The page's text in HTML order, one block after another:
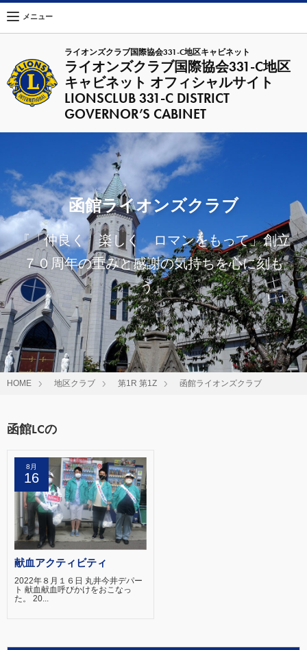
ライオンズクラブ国際協会331-C地区キャビネット
ライオンズクラブ国際協会331-C地区
キャビネット オフィシャルサイト
LIONSCLUB 331-C DISTRICT
GOVERNOR’S CABINET
メニュー
函館ライオンズクラブ
『「仲良く 楽しく ロマンをもって」創立
７０周年の重みと感謝の気持ちを心に刻も
う』
HOME 地区クラブ 第1R 第1Z 函館ライオンズクラブ
函館LCの
8月
16
献血アクティビティ
2022年８月１６日 丸井今井デパー
ト 献血献血呼びかけをおこなっ
た。 20...